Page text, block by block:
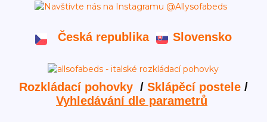
Česká republika Slovensko
Rozkládací pohovky / Sklápěcí postele/
Vyhledávání dle parametrů